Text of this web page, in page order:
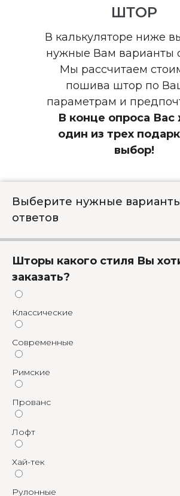
ШТОР
В калькуляторе ниже
нужные Вам варианты
Мы рассчитаем
пошива штор по
параметрам и
В конце опроса Вас
один из трех
выбор!
Выберите нужные
ответов
Шторы какого стиля Вы
заказать?
Классические
Современные
Римские
Прованс
Лофт
Хай-тек
Рулонные